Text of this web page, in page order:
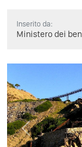
Inserito da:
Ministero dei
Previous